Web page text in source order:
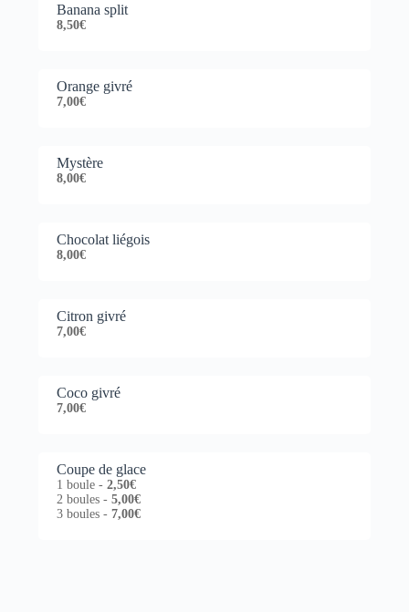
Banana split
8,50€
Orange givré
7,00€
Mystère
8,00€
Chocolat liégois
8,00€
Citron givré
7,00€
Coco givré
7,00€
Coupe de glace
1 boule -2,50€
2 boules -5,00€
3 boules -7,00€